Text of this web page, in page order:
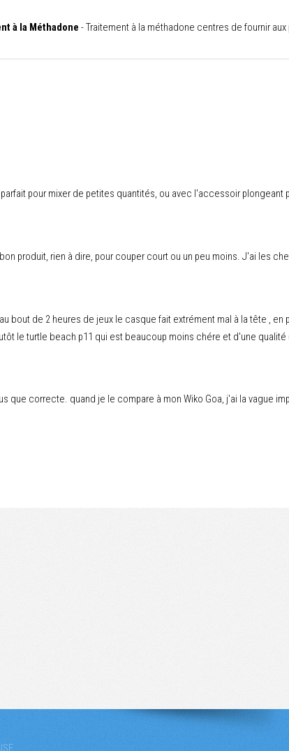
à la Méthadone - Traitement à la méthadone centres de fournir aux
pour mixer de petites quantités, ou avec l'accessoir plongeant
produit, rien à dire, pour couper court ou un peu moins. J'ai les
bout de 2 heures de jeux le casque fait extrément mal à la tête , en
le turtle beach p11 qui est beaucoup moins chére et d'une
correcte. quand je le compare à mon Wiko Goa, j'ai la vague